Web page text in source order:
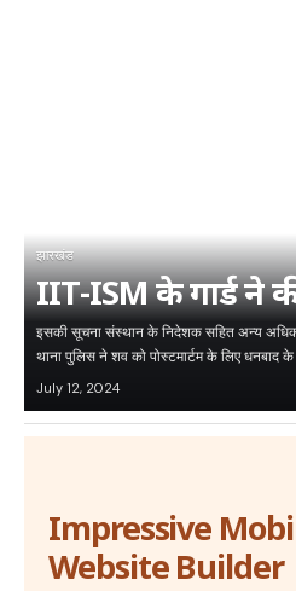
झारखंड
IIT-ISM के गार्ड ने
इसकी सूचना संस्थान के निदेशक सहित अन्य
थाना पुलिस ने शव को पोस्टमार्टम के लिए धनबाद
July 12, 2024
Impressive
Website Builder